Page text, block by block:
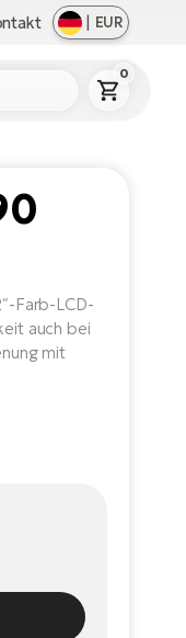
| EUR
0
Farb-LCD-
auch bei
mit